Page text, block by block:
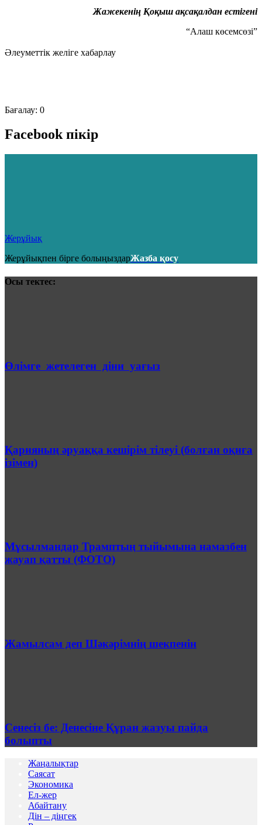
Жажекенің Қоқыш ақсақалдан естігені
“Алаш көсемсөзі”
Әлеуметтік желіге хабарлау
Бағалау: 0
Facebook пікір
Жерұйық
Жерұйықпен бірге болыңыздарЖазба қосу
Осы тектес:
Өлімге жетелеген діни уағыз
Қарияның әруаққа кешірім тілеуі (болған оқиға
ізімен)
Мұсылмандар Трамптың тыйымына намазбен
жауап қатты (ФОТО)
Жамылсам деп Шәкәрімнің шекпенін
Сенесіз бе: Денесіне Құран жазуы пайда
болыпты
Жаңалықтар
Саясат
Экономика
Ел-жер
Абайтану
Дін – діңгек